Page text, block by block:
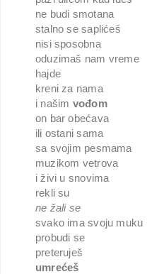
ne budi smotana
stalno se saplićeš
nisi sposobna
oduzimaš nam vreme
hajde
kreni za nama
i našim vođom
on bar obećava
ili ostani sama
sa svojim pesmama
muzikom vetrova
i živi u snovima
rekli su
ne žali se
svako ima svoju muku
probudi se
preteruješ
umrećeš